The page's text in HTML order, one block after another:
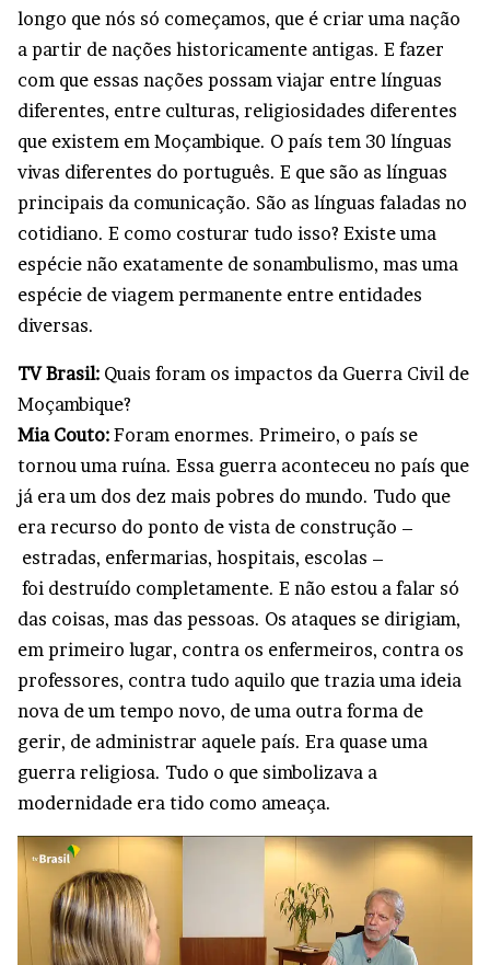
longo que nós só começamos, que é criar uma nação
a partir de nações historicamente antigas. E fazer
com que essas nações possam viajar entre línguas
diferentes, entre culturas, religiosidades diferentes
que existem em Moçambique. O país tem 30 línguas
vivas diferentes do português. E que são as línguas
principais da comunicação. São as línguas faladas no
cotidiano. E como costurar tudo isso? Existe uma
espécie não exatamente de sonambulismo, mas uma
espécie de viagem permanente entre entidades
diversas.
TV Brasil: Quais foram os impactos da Guerra Civil de
Moçambique?
Mia Couto: Foram enormes. Primeiro, o país se
tornou uma ruína. Essa guerra aconteceu no país que
já era um dos dez mais pobres do mundo. Tudo que
era recurso do ponto de vista de construção –
estradas, enfermarias, hospitais, escolas –
foi destruído completamente. E não estou a falar só
das coisas, mas das pessoas. Os ataques se dirigiam,
em primeiro lugar, contra os enfermeiros, contra os
professores, contra tudo aquilo que trazia uma ideia
nova de um tempo novo, de uma outra forma de
gerir, de administrar aquele país. Era quase uma
guerra religiosa. Tudo o que simbolizava a
modernidade era tido como ameaça.